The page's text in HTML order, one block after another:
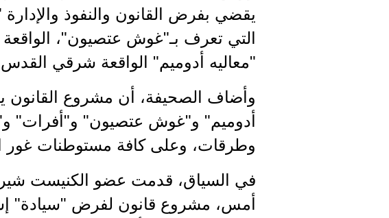
يقضي بفرض القانون والنفوذ والإدارة
التي تعرف بـ"غوش عتصيون"،
"معاليه أدوميم" الواقعة شرقي
وأضاف الصحيفة، أن مشروع
أدوميم" و"غوش عتصيون" و"أفرات"
وطرقات، وعلى كافة مستوطنات غور
في السياق، قدمت عضو الكنيست
أمس، مشروع قانون لفرض "سيادة"